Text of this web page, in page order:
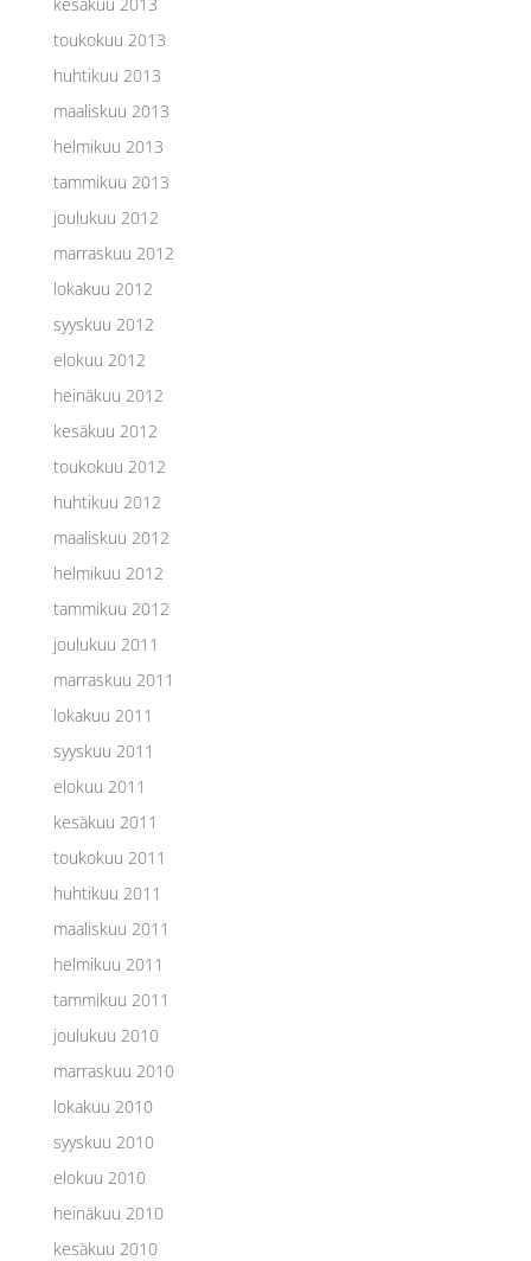
toukokuu 2013
huhtikuu 2013
maaliskuu 2013
helmikuu 2013
tammikuu 2013
joulukuu 2012
marraskuu 2012
lokakuu 2012
syyskuu 2012
elokuu 2012
heinäkuu 2012
kesäkuu 2012
toukokuu 2012
huhtikuu 2012
maaliskuu 2012
helmikuu 2012
tammikuu 2012
joulukuu 2011
marraskuu 2011
lokakuu 2011
syyskuu 2011
elokuu 2011
kesäkuu 2011
toukokuu 2011
huhtikuu 2011
maaliskuu 2011
helmikuu 2011
tammikuu 2011
joulukuu 2010
marraskuu 2010
lokakuu 2010
syyskuu 2010
elokuu 2010
heinäkuu 2010
kesäkuu 2010